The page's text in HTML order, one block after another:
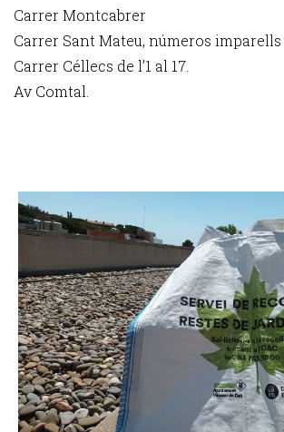
Carrer Montcabrer
Carrer Sant Mateu, números imparells
Carrer Céllecs de l’1 al 17.
Av Comtal.